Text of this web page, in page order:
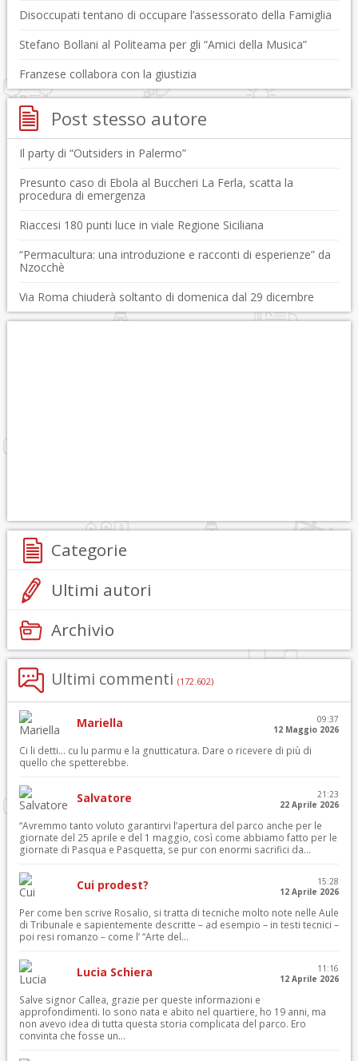
Disoccupati tentano di occupare l’assessorato della Famiglia
Stefano Bollani al Politeama per gli “Amici della Musica”
Franzese collabora con la giustizia
Post stesso autore
Il party di “Outsiders in Palermo”
Presunto caso di Ebola al Buccheri La Ferla, scatta la
procedura di emergenza
Riaccesi 180 punti luce in viale Regione Siciliana
“Permacultura: una introduzione e racconti di esperienze” da
Nzocchè
Via Roma chiuderà soltanto di domenica dal 29 dicembre
Categorie
Ultimi autori
Archivio
Ultimi commenti (172.602)
Mariella
09:37
12 Maggio 2026
Ci li detti… cu lu parmu e la gnutticatura. Dare o ricevere di più di
quello che spetterebbe.
Salvatore
21:23
22 Aprile 2026
“Avremmo tanto voluto garantirvi l’apertura del parco anche per le
giornate del 25 aprile e del 1 maggio, così come abbiamo fatto per le
giornate di Pasqua e Pasquetta, se pur con enormi sacrifici da...
Cui prodest?
15:28
12 Aprile 2026
Per come ben scrive Rosalio, si tratta di tecniche molto note nelle Aule
di Tribunale e sapientemente descritte – ad esempio – in testi tecnici –
poi resi romanzo – come l’ “Arte del...
Lucia Schiera
11:16
12 Aprile 2026
Salve signor Callea, grazie per queste informazioni e
approfondimenti. Io sono nata e abito nel quartiere, ho 19 anni, ma
non avevo idea di tutta questa storia complicata del parco. Ero
convinta che fosse un...